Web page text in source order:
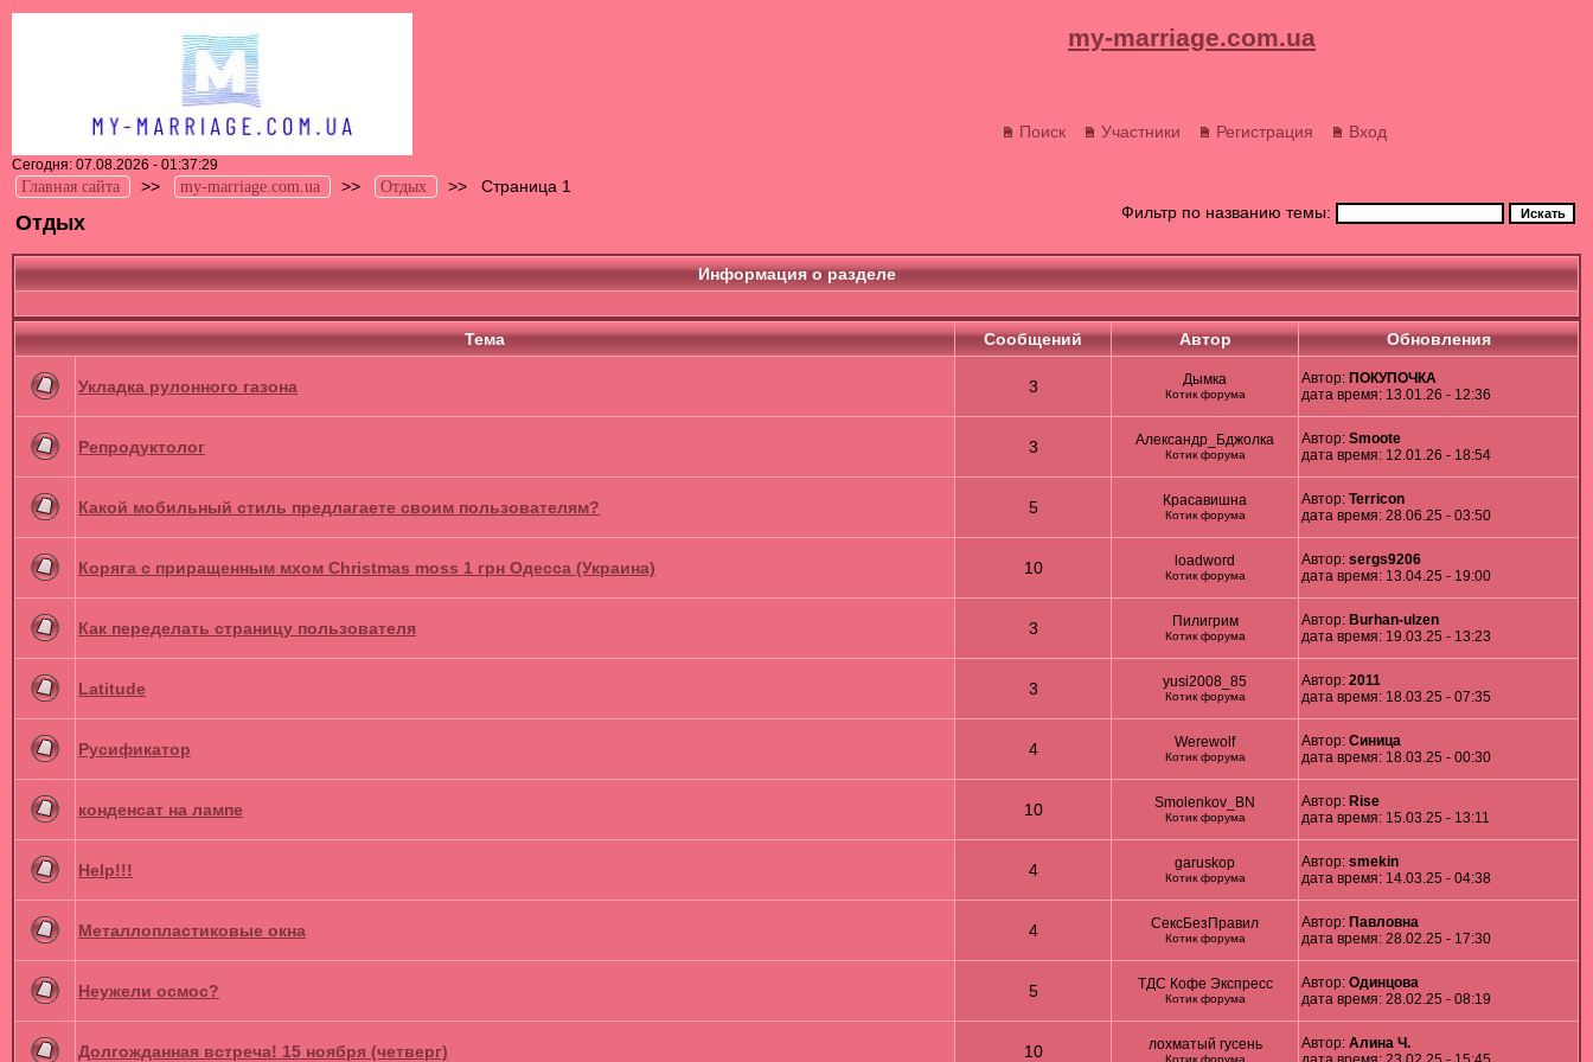
my-marriage.com.ua
Поиск Участники Регистрация Вход
Сегодня: 07.08.2026 - 01:37:29
Главная сайта >> my-marriage.com.ua >> Отдых >> Страница 1
Отдых Фильтр по названию темы:
Информация о разделе
Тема Cообщений Автор Обновления
Укладка рулонного газона 3 Дымка
Котик форума
Автор: ПОКУПОЧКА
дата время: 13.01.26 - 12:36
Репродуктолог 3 Александр_Бджолка
Котик форума
Автор: Smoote
дата время: 12.01.26 - 18:54
Какой мобильный стиль предлагаете своим пользователям? 5 Красавишна
Котик форума
Автор: Terricon
дата время: 28.06.25 - 03:50
Коряга с приращенным мхом Christmas moss 1 грн Одесса (Украина) 10 loadword
Котик форума
Автор: sergs9206
дата время: 13.04.25 - 19:00
Как переделать страницу пользователя 3 Пилигрим
Котик форума
Автор: Burhan-ulzen
дата время: 19.03.25 - 13:23
Latitude 3 yusi2008_85
Котик форума
Автор: 2011
дата время: 18.03.25 - 07:35
Русификатор 4 Werewolf
Котик форума
Автор: Синица
дата время: 18.03.25 - 00:30
конденсат на лампе 10 Smolenkov_BN
Котик форума
Автор: Rise
дата время: 15.03.25 - 13:11
Help!!! 4 garuskop
Котик форума
Автор: smekin
дата время: 14.03.25 - 04:38
Металлопластиковые окна 4 СексБезПравил
Котик форума
Автор: Павловна
дата время: 28.02.25 - 17:30
Неужели осмос? 5 ТДС Кофе Экспресс
Котик форума
Автор: Одинцова
дата время: 28.02.25 - 08:19
Долгожданная встреча! 15 ноября (четверг) 10 лохматый гусень
Котик форума
Автор: Алина Ч.